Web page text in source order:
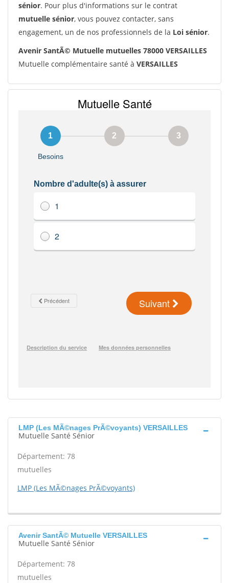
sénior. Pour plus d'informations sur le contrat
mutuelle sénior, vous pouvez contacter, sans
engagement, un de nos professionnels de la Loi sénior.
Avenir SantÃ© Mutuelle mutuelles 78000 VERSAILLES
Mutuelle complémentaire santé à VERSAILLES
LMP (Les MÃ©nages PrÃ©voyants) VERSAILLES
Mutuelle Santé Sénior
Département: 78
mutuelles
LMP (Les MÃ©nages PrÃ©voyants)
Avenir SantÃ© Mutuelle VERSAILLES
Mutuelle Santé Sénior
Département: 78
mutuelles